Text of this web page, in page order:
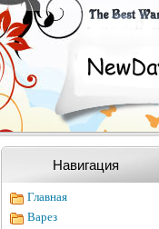
Навигация
Главная
Варез